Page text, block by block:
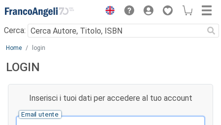
Menu
Cerca:
Main content
Home login
LOGIN
Inserisci i tuoi dati per accedere al tuo account
Email utente